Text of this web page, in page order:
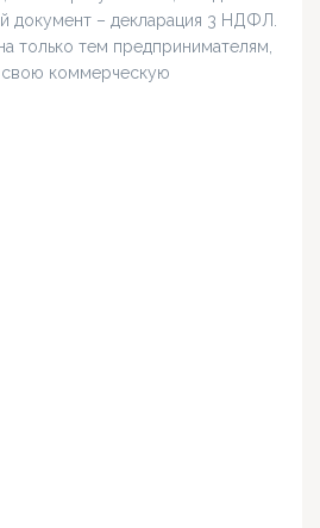
документ – декларация 3 НДФЛ.
только тем предпринимателям,
коммерческую